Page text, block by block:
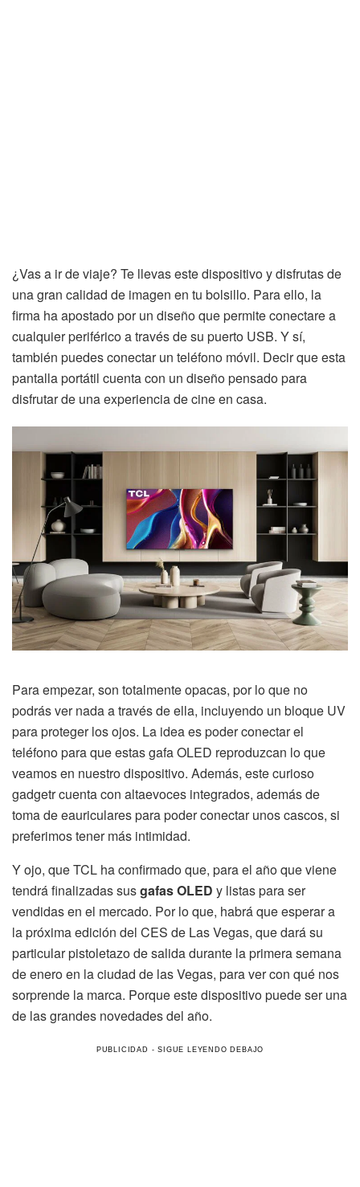
¿Vas a ir de viaje? Te llevas este dispositivo y disfrutas de
una gran calidad de imagen en tu bolsillo. Para ello, la
firma ha apostado por un diseño que permite conectare a
cualquier periférico a través de su puerto USB. Y sí,
también puedes conectar un teléfono móvil. Decir que esta
pantalla portátil cuenta con un diseño pensado para
disfrutar de una experiencia de cine en casa.
Para empezar, son totalmente opacas, por lo que no
podrás ver nada a través de ella, incluyendo un bloque UV
para proteger los ojos. La idea es poder conectar el
teléfono para que estas gafa OLED reproduzcan lo que
veamos en nuestro dispositivo. Además, este curioso
gadgetr cuenta con altaevoces integrados, además de
toma de eauriculares para poder conectar unos cascos, si
preferimos tener más intimidad.
Y ojo, que TCL ha confirmado que, para el año que viene
tendrá finalizadas susgafas OLED y listas para ser
vendidas en el mercado. Por lo que, habrá que esperar a
la próxima edición del CES de Las Vegas, que dará su
particular pistoletazo de salida durante la primera semana
de enero en la ciudad de las Vegas, para ver con qué nos
sorprende la marca. Porque este dispositivo puede ser una
de las grandes novedades del año.